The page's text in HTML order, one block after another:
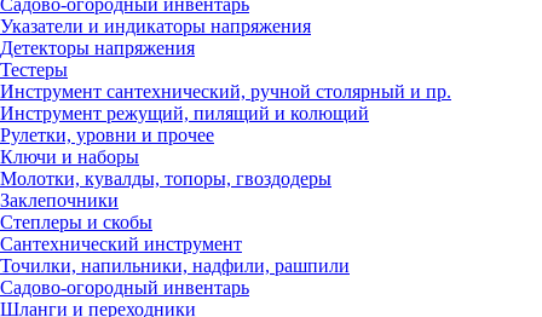
Садово-огородный инвентарь
Указатели и индикаторы напряжения
Детекторы напряжения
Тестеры
Инструмент сантехнический, ручной столярный и пр.
Инструмент режущий, пилящий и колющий
Рулетки, уровни и прочее
Ключи и наборы
Молотки, кувалды, топоры, гвоздодеры
Заклепочники
Степлеры и скобы
Сантехнический инструмент
Точилки, напильники, надфили, рашпили
Садово-огородный инвентарь
Шланги и переходники